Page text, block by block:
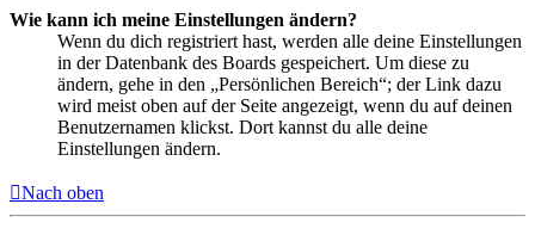
Wie kann ich meine Einstellungen ändern?
Wenn du dich registriert hast, werden alle deine Einstellungen
in der Datenbank des Boards gespeichert. Um diese zu
ändern, gehe in den „Persönlichen Bereich“; der Link dazu
wird meist oben auf der Seite angezeigt, wenn du auf deinen
Benutzernamen klickst. Dort kannst du alle deine
Einstellungen ändern.
Nach oben